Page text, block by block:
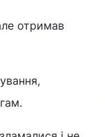
отримав